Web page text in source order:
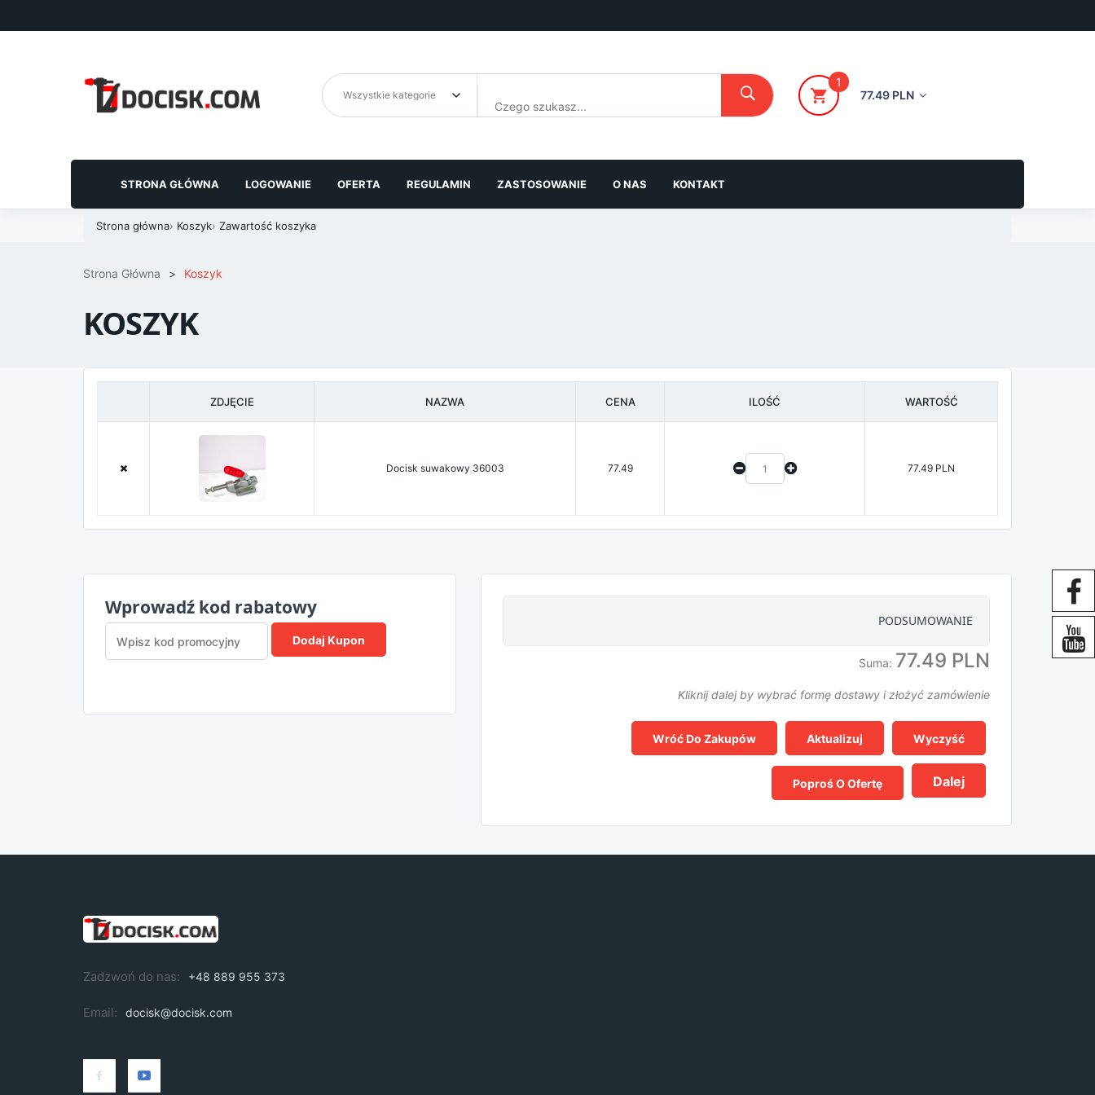
do
1
77.49 PLN
STRONA GŁÓWNA LOGOWANIE OFERTA REGULAMIN ZASTOSOWANIE O NAS KONTAKT
Strona główna› Koszyk› Zawartość koszyka
Strona Główna > Koszyk
KOSZYK
ZDJĘCIE NAZWA CENA ILOŚĆ WARTOŚĆ
Docisk suwakowy 36003 77.49 77.49 PLN
Wprowadź kod rabatowy
Dodaj Kupon
PODSUMOWANIE
Suma: 77.49 PLN
Kliknij dalej by wybrać formę dostawy i złożyć zamówienie
Wróć Do Zakupów Aktualizuj Wyczyść
Poproś O Ofertę Dalej
Zadzwoń do nas: +48 889 955 373
Email: docisk@docisk.com